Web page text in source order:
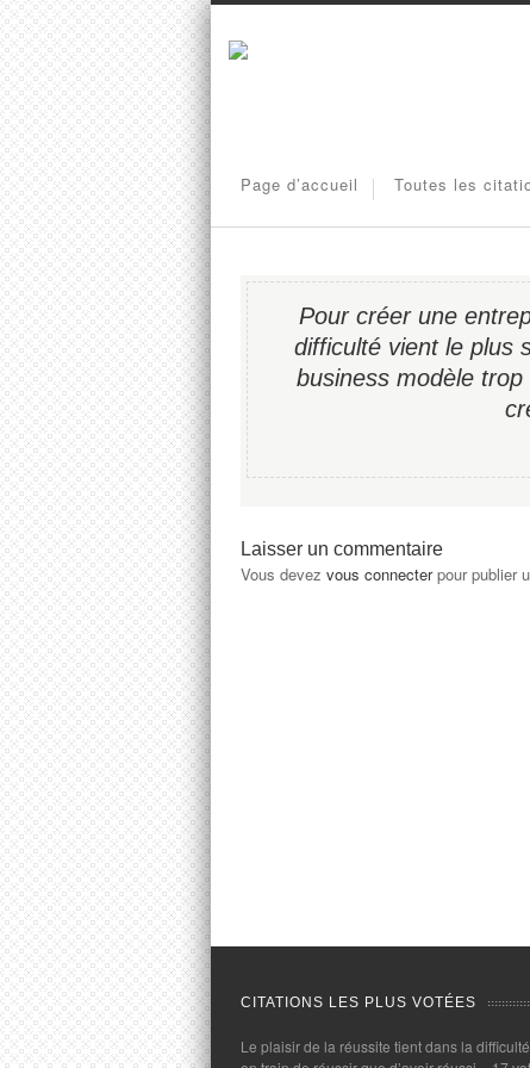
Page d’accueil Toutes les
Pour créer une
difficulté vient le plus
business modèle trop
Laisser un commentaire
Vous devez vous connecterpour publier
CITATIONS LES PLUS VOTÉES
Le plaisir de la réussite tient dans la